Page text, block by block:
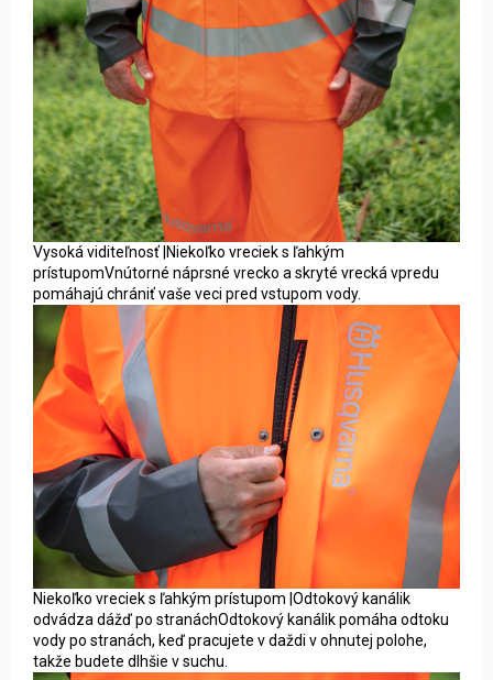
Vysoká viditeľnosť |Niekoľko vreciek s ľahkým
prístupomVnútorné náprsné vrecko a skryté vrecká vpredu
pomáhajú chrániť vaše veci pred vstupom vody.
Niekoľko vreciek s ľahkým prístupom |Odtokový kanálik
odvádza dážď po stranáchOdtokový kanálik pomáha odtoku
vody po stranách, keď pracujete v daždi v ohnutej polohe,
takže budete dlhšie v suchu.